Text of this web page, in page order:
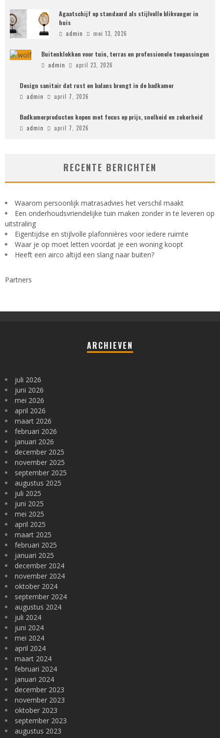
Agaatschijf op standaard als stijlvolle blikvanger in
huis
admin mei 13, 2026
Buitenklokken voor tuin, terras en professionele toepassingen
admin april 23, 2026
Design sanitair dat rust en balans brengt in de badkamer
admin april 7, 2026
Badkamerproducten kopen met focus op prijs, snelheid en zekerheid
admin april 7, 2026
RECENTE BERICHTEN
Waarom persoonlijk matrasadvies het verschil maakt
Een onderhoudsvriendelijke tuin maken zonder in te leveren op
uitstraling
Eigentijdse en stijlvolle plafonnières voor iedere ruimte
Waar je op moet letten voordat je een woning koopt
Heeft een airco altijd een slang naar buiten?
Partners
ARCHIEVEN
juli 2026
juni 2026
mei 2026
april 2026
maart 2026
februari 2026
januari 2026
december 2025
november 2025
september 2025
augustus 2025
juli 2025
juni 2025
mei 2025
april 2025
maart 2025
februari 2025
januari 2025
december 2024
november 2024
oktober 2024
september 2024
augustus 2024
juli 2024
juni 2024
mei 2024
april 2024
maart 2024
februari 2024
januari 2024
december 2023
november 2023
oktober 2023
september 2023
augustus 2023